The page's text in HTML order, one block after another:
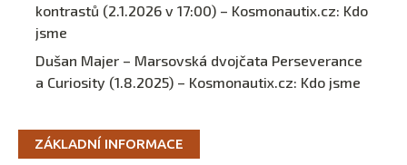
kontrastů (2.1.2026 v 17:00) – Kosmonautix.cz: Kdo
jsme
Dušan Majer – Marsovská dvojčata Perseverance
a Curiosity (1.8.2025) – Kosmonautix.cz: Kdo jsme
ZÁKLADNÍ INFORMACE